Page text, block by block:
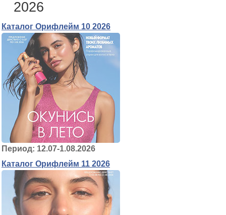
2026
Каталог Орифлейм 10 2026
Период: 12.07-1.08.2026
Каталог Орифлейм 11 2026